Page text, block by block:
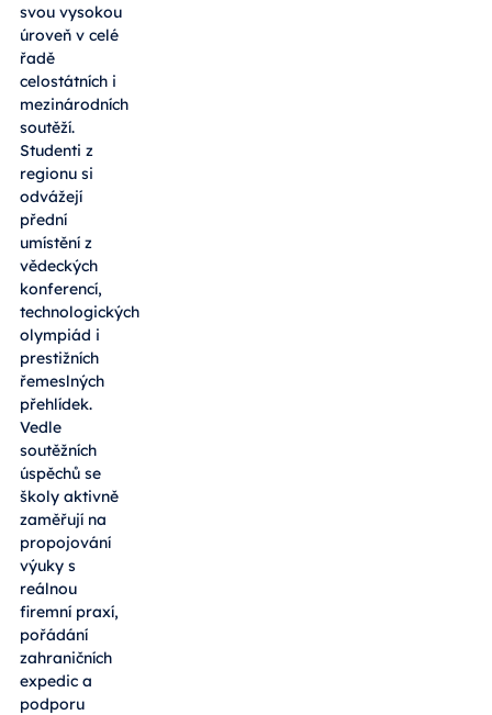
svou vysokou
úroveň v celé
řadě
celostátních i
mezinárodních
soutěží.
Studenti z
regionu si
odvážejí
přední
umístění z
vědeckých
konferencí,
technologických
olympiád i
prestižních
řemeslných
přehlídek.
Vedle
soutěžních
úspěchů se
školy aktivně
zaměřují na
propojování
výuky s
reálnou
firemní praxí,
pořádání
zahraničních
expedic a
podporu